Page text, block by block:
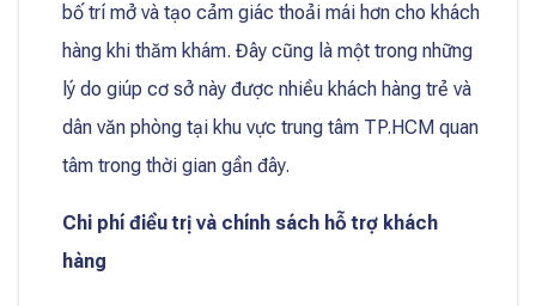
bố trí mở và tạo cảm giác thoải mái hơn cho khách
hàng khi thăm khám. Đây cũng là một trong những
lý do giúp cơ sở này được nhiều khách hàng trẻ và
dân văn phòng tại khu vực trung tâm TP.HCM quan
tâm trong thời gian gần đây.
Chi phí điều trị và chính sách hỗ trợ khách
hàng